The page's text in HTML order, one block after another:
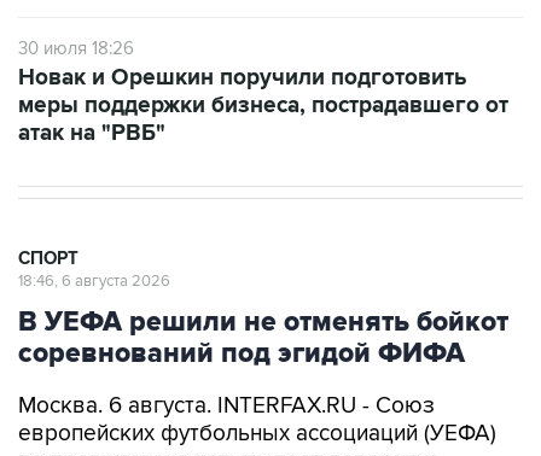
30 июля 18:26
Новак и Орешкин поручили подготовить
меры поддержки бизнеса, пострадавшего от
атак на "РВБ"
СПОРТ
18:46, 6 августа 2026
В УЕФА решили не отменять бойкот
соревнований под эгидой ФИФА
Москва. 6 августа. INTERFAX.RU - Союз
европейских футбольных ассоциаций (УЕФА)